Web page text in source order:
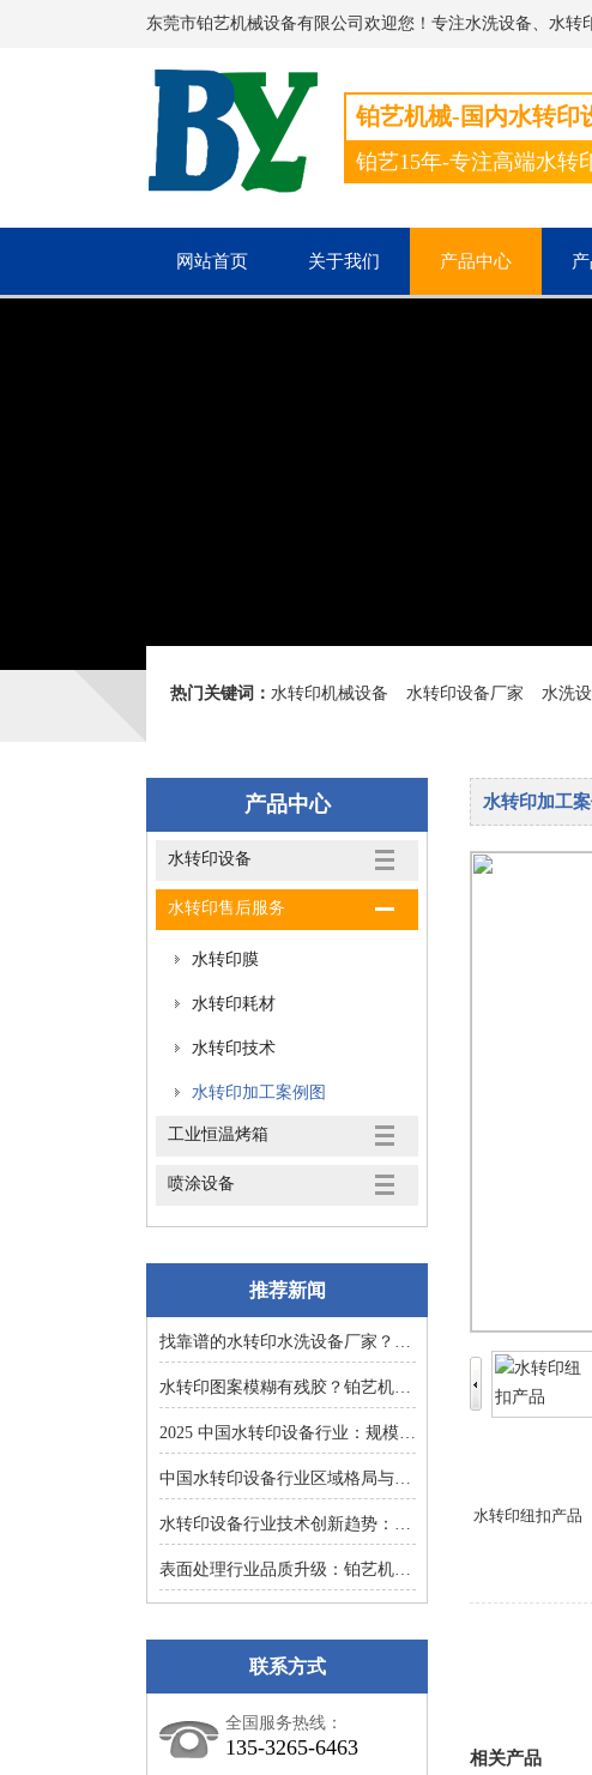
东莞市铂艺机械设备有限公司欢迎您！专注水洗设备、水转
铂艺机械-国内水转印
铂艺15年-专注高端水转
网站首页 关于我们 产品中心
热门关键词： 水转印机械设备 水转印设备厂家 水洗
产品中心
水转印设备
水转印售后服务
水转印膜
水转印耗材
水转印技术
水转印加工案例图
工业恒温烤箱
喷涂设备
推荐新闻
找靠谱的水转印水洗设备厂家？东莞铂艺机械提供一对一非标定制
水转印图案模糊有残胶？铂艺机械自动化水洗设备一键解决难题
2025 中国水转印设备行业：规模扩张、结构优化与增长逻辑深度解析
中国水转印设备行业区域格局与投资机会：集群效应与增量市场的双重红利
水转印设备行业技术创新趋势：智能化、环保化与精密化的突围之路
表面处理行业品质升级：铂艺机械水转印设备重塑装饰工艺新标准
联系方式
全国服务热线：
135-3265-6463
水转印加工
水转印纽扣产品
相关产品